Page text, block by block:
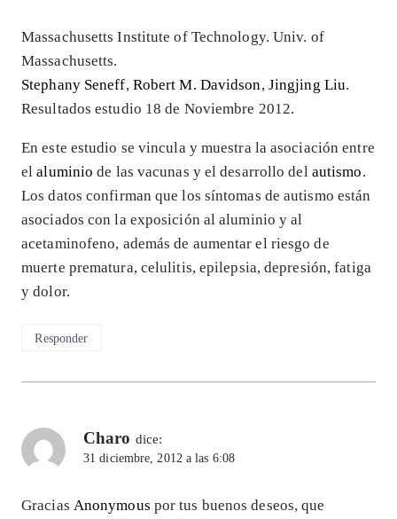
Massachusetts Institute of Technology. Univ. of
Massachusetts.
Stephany Seneff, Robert M. Davidson, Jingjing Liu.
Resultados estudio 18 de Noviembre 2012.
En este estudio se vincula y muestra la asociación entre
elaluminiode las vacunas y el desarrollo del autismo.
Los datos confirman que los síntomas de autismo están
asociados con la exposición al aluminio y al
acetaminofeno, además de aumentar el riesgo de
muerte prematura, celulitis, epilepsia, depresión, fatiga
y dolor.
Responder
Charo dice:
31 diciembre, 2012 a las 6:08
Gracias Anonymous por tus buenos deseos, que